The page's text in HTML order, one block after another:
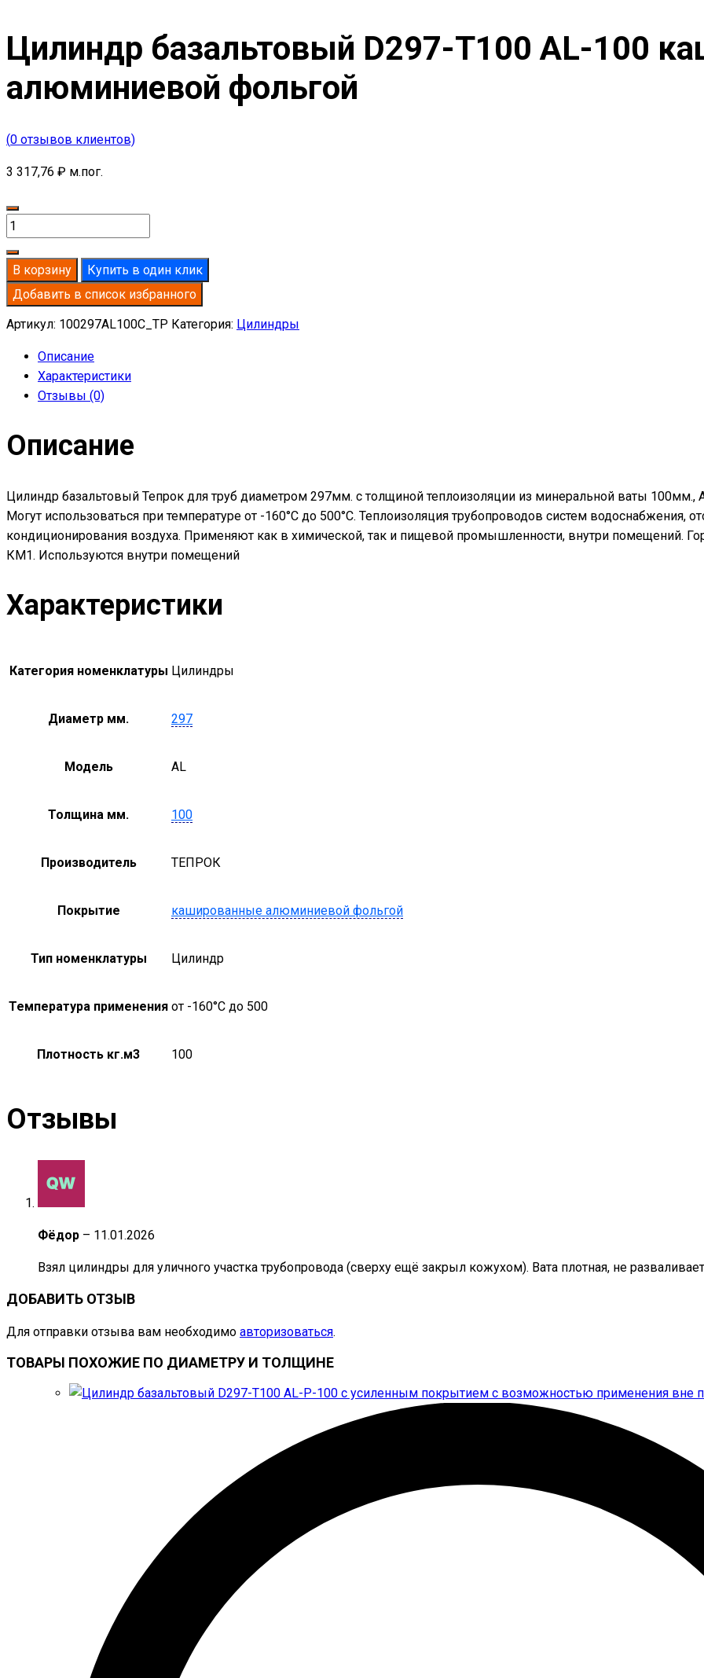
Цилиндр базальтовый D297-T100 AL-100
алюминиевой фольгой
(0 отзывов клиентов)
3 317,76 ₽ м.пог.
Количество
товара
Цилиндр
базальтовый
D297-
T100
100
кашированные
алюминиевой
В корзину
Купить в один клик
Добавить в список избранного
Артикул: 100297AL100C_TP Категория: Цилиндры
Описание
Характеристики
Отзывы (0)
Описание
Цилиндр базальтовый Тепрок для труб диаметром 297мм. с толщиной теплоизоляции из минеральной ваты
Могут использоваться при температуре от -160°С до 500°С. Теплоизоляция трубопроводов систем водоснабжения,
кондиционирования воздуха. Применяют как в химической, так и пищевой промышленности, внутри помещений.
КМ1. Используются внутри помещений
Характеристики
Категория номенклатуры Цилиндры
Диаметр мм. 297
Модель AL
Толщина мм. 100
Производитель ТЕПРОК
Покрытие кашированные алюминиевой фольгой
Тип номенклатуры Цилиндр
Температура применения от -160°С до 500
Плотность кг.м3 100
Отзывы
Фёдор – 11.01.2026
Взял цилиндры для уличного участка трубопровода (сверху ещё закрыл кожухом). Вата плотная, не
ДОБАВИТЬ ОТЗЫВ
Для отправки отзыва вам необходимо авторизоваться.
ТОВАРЫ ПОХОЖИЕ ПО ДИАМЕТРУ И ТОЛЩИНЕ